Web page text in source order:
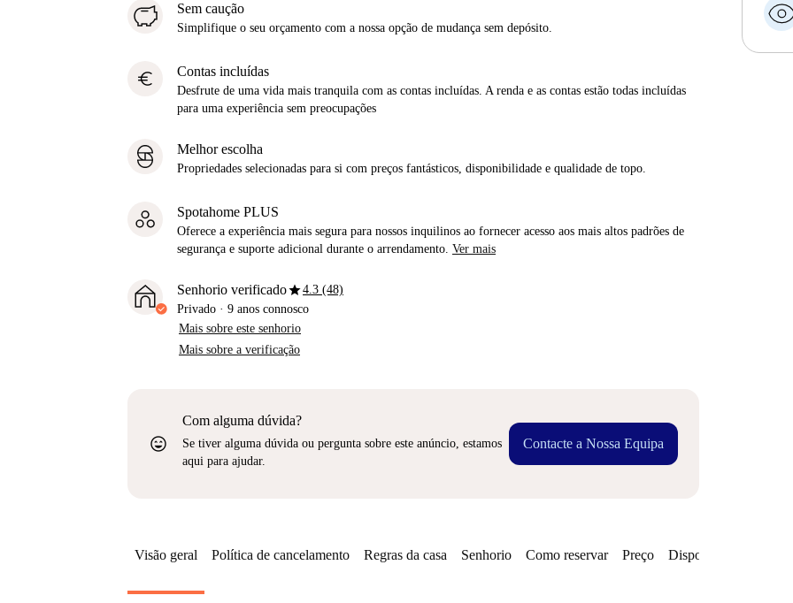
Sem caução
Simplifique o seu orçamento com a nossa opção de mudança sem depósito.
euro Contas incluídas
Desfrute de uma vida mais tranquila com as contas incluídas. A renda e as contas estão todas incluídas
para uma experiência sem preocupações
Melhor escolha
Propriedades selecionadas para si com preços fantásticos, disponibilidade e qualidade de topo.
Spotahome PLUS
Oferece a experiência mais segura para nossos inquilinos ao fornecer acesso aos mais altos padrões de
segurança e suporte adicional durante o arrendamento. Ver mais
Senhorio verificadostar4.3 (48)
Privado · 9 anos connosco
Mais sobre este senhorio
Mais sobre a verificação
sentiment_very_satisfied
Com alguma dúvida?
Se tiver alguma dúvida ou pergunta sobre este anúncio, estamos
aqui para ajudar.
Contacte a Nossa Equipa
Visão geral Política de cancelamento Regras da casa Senhorio Como reservar Preço Disponibilidades